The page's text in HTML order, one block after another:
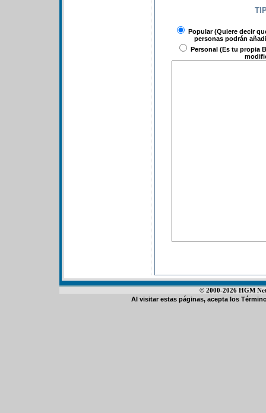
Popular(Quiere decir
personas podrán
Personal (Es tu propia
© 2000-2026 HGM
Al visitar estas páginas, acepta los